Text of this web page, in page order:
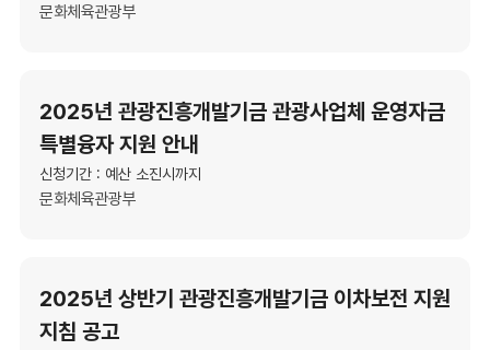
문화체육관광부
2025년 관광진흥개발기금 관광사업체 운영자금
특별융자 지원 안내
신청기간 : 예산 소진시까지
문화체육관광부
2025년 상반기 관광진흥개발기금 이차보전 지원
지침 공고